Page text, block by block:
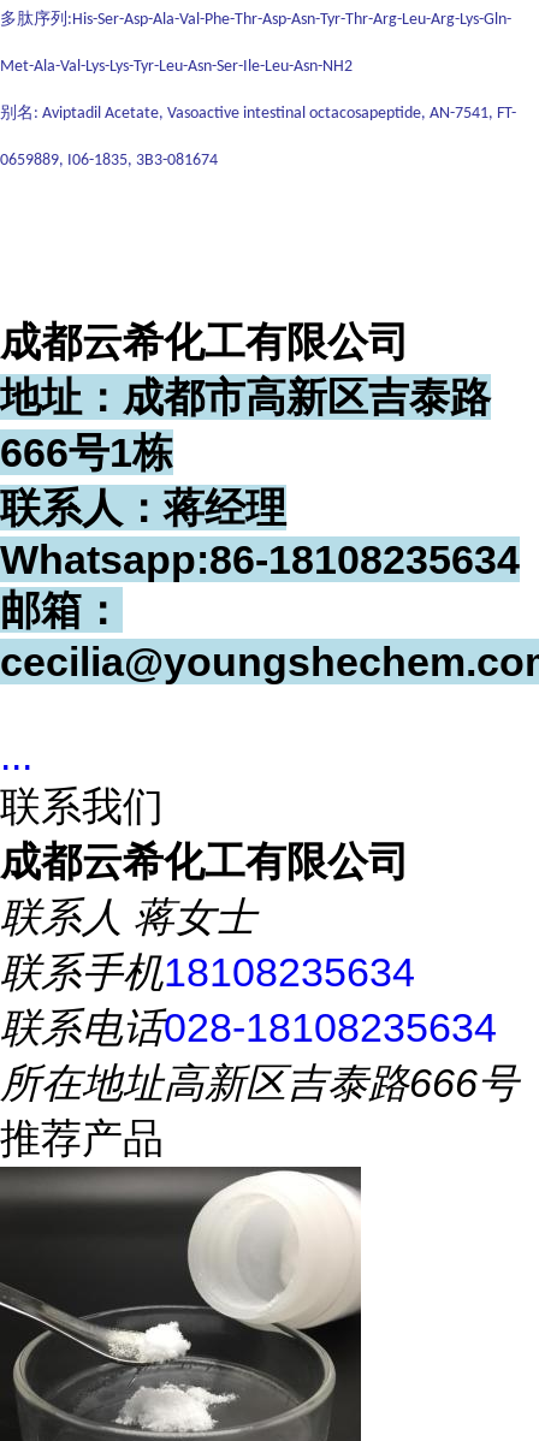
多肽序列 :His-Ser-Asp-Ala-Val-Phe-Thr-Asp-Asn-Tyr-Thr-Arg-Leu-Arg-Lys-Gln-
Met-Ala-Val-Lys-Lys-Tyr-Leu-Asn-Ser-Ile-Leu-Asn-NH2
别名 : Aviptadil Acetate, Vasoactive intestinal octacosapeptide, AN-7541, FT-
0659889, I06-1835, 3B3-081674
成都云希化工有限公司
地址：成都市高新区吉泰路
666号1栋
联系人：蒋经理
Whatsapp:86-18108235634
邮箱：
...
联系我们
成都云希化工有限公司
联系人 蒋女士
联系手机18108235634
联系电话028-18108235634
所在地址高新区吉泰路666号
推荐产品